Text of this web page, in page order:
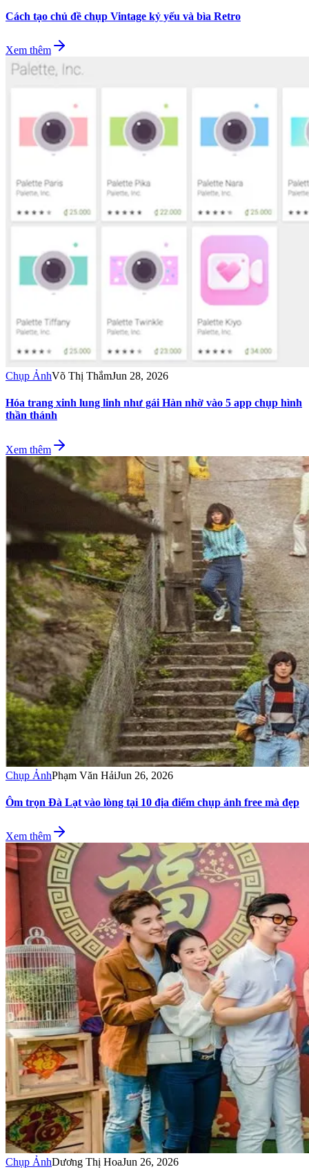
Cách tạo chủ đề chụp Vintage kỷ yếu và bìa Retro
Xem thêm
Chụp ẢnhVõ Thị ThắmJun 28, 2026
Hóa trang xinh lung linh như gái Hàn nhờ vào 5 app chụp hình
thần thánh
Xem thêm
Chụp ẢnhPhạm Văn HảiJun 26, 2026
Ôm trọn Đà Lạt vào lòng tại 10 địa điểm chụp ảnh free mà đẹp
Xem thêm
Chụp ẢnhDương Thị HoaJun 26, 2026